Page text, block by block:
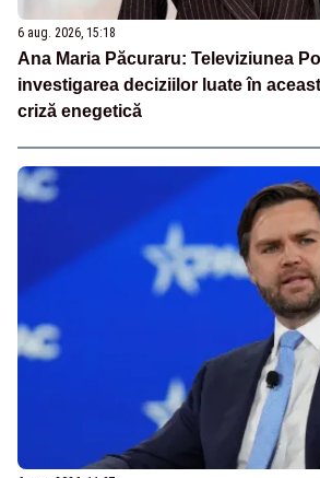
6 aug. 2026, 15:18
Ana Maria Păcuraru: Televiziunea
investigarea deciziilor luate în
criză enegetică